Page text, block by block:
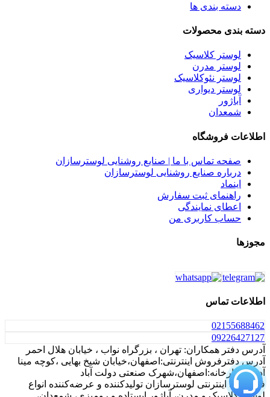
دسته بندی ها
دسته بندی محصولات
لوستر کلاسیک
لوستر مدرن
لوستر نئوکلاسیک
لوستر دیواری
آباژور
شمعدان
اطلاعات فروشگاه
صفحه تماس با ما | صنایع روشنایی لوسترسازان
درباره صنایع روشنایی لوسترسازان
اینماد
راهنمای ثبت سفارش
اعطای نمایندگی
حساب کاربری من
مجوزها
اطلاعات تماس
021 55688462
09226427127
آدرس دفتر همکاران: تهران ، بزرگراه نواب ، خیابان هلال احمر
آدرس دفترفروش اینترنتی:اصفهان،خیابان شیخ بهایی ،کوچه مینا
آدرس کارخانه:اصفهان،شهرک صنعتی دولت آباد
فروشگاه اینترنتی لوسترسازان تولیدکننده و عرضه‌کننده انواع